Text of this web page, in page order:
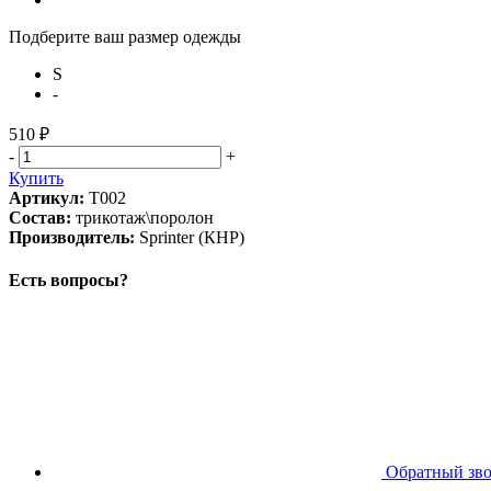
Подберите ваш размер одежды
S
-
510 ₽
-
+
Купить
Артикул: T002
Состав: трикотаж\поролон
Производитель: Sprinter (КНР)
Есть вопросы?
Обратный